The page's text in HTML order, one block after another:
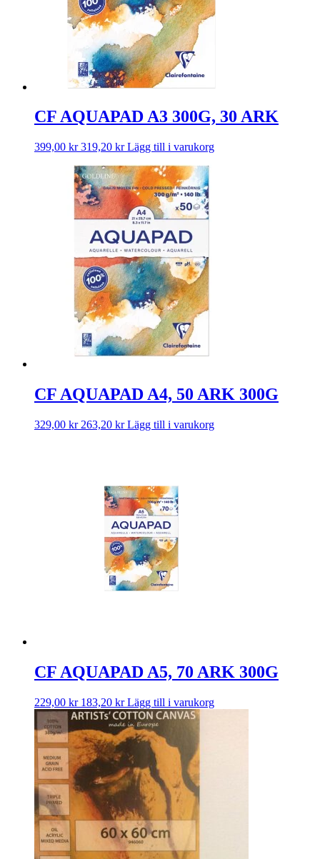
CF AQUAPAD A3 300G, 30 ARK
399,00 kr 319,20 kr Lägg till i varukorg
CF AQUAPAD A4, 50 ARK 300G
329,00 kr 263,20 kr Lägg till i varukorg
CF AQUAPAD A5, 70 ARK 300G
229,00 kr 183,20 kr Lägg till i varukorg